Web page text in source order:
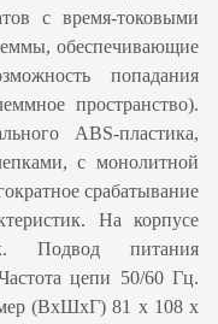
с время-токовыми
обеспечивающие
попадания
пространство).
ABS-пластика,
с монолитной
На корпусе
Подвод питания
цепи 50/60 Гц.
(ВхШхГ) 81 х 108 х